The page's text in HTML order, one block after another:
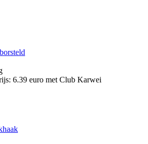
6.39 euro met Club Karwei